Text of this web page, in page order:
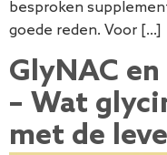
besproken
goede reden. Voor […]
GlyNAC
– Wat
met de